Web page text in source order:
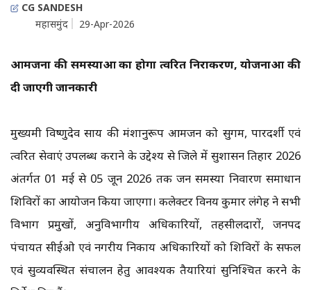
CG SANDESH
महासमुंद
29-Apr-2026
आमजनों की समस्याओं का होगा त्वरित निराकरण, योजनाओं की
दी जाएगी जानकारी
मुख्यमंत्री विष्णुदेव साय की मंशानुरूप आमजन को सुगम, पारदर्शी एवं
त्वरित सेवाएं उपलब्ध कराने के उद्देश्य से जिले में सुशासन तिहार 2026
अंतर्गत 01 मई से 05 जून 2026 तक जन समस्या निवारण समाधान
शिविरों का आयोजन किया जाएगा। कलेक्टर विनय कुमार लंगेह ने सभी
विभाग प्रमुखों, अनुविभागीय अधिकारियों, तहसीलदारों, जनपद
पंचायत सीईओ एवं नगरीय निकाय अधिकारियों को शिविरों के सफल
एवं सुव्यवस्थित संचालन हेतु आवश्यक तैयारियां सुनिश्चित करने के